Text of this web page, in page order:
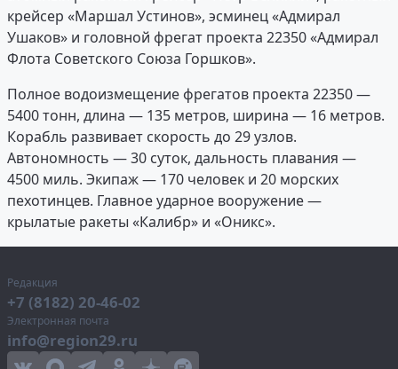
крейсер «Маршал Устинов», эсминец «Адмирал
Ушаков» и головной фрегат проекта 22350 «Адмирал
Флота Советского Союза Горшков».
Полное водоизмещение фрегатов проекта 22350 —
5400 тонн, длина — 135 метров, ширина — 16 метров.
Корабль развивает скорость до 29 узлов.
Автономность — 30 суток, дальность плавания —
4500 миль. Экипаж — 170 человек и 20 морских
пехотинцев. Главное ударное вооружение —
крылатые ракеты «Калибр» и «Оникс».
Редакция
+7 (8182) 20-46-02
Электронная почта
info@region29.ru